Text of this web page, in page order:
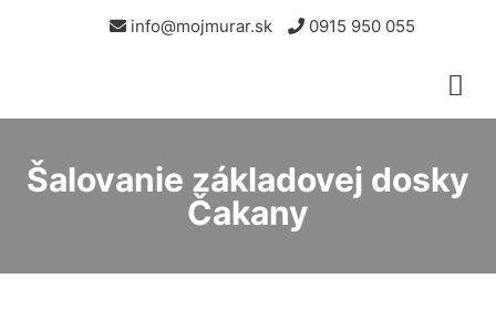
info@mojmurar.sk 0915 950 055
Šalovanie základovej dosky
Čakany